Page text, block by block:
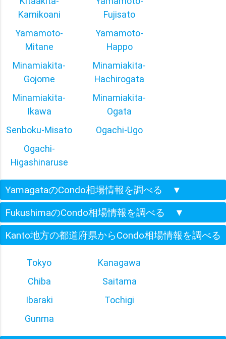
Kamikoani
Fujisato
Yamamoto-
Mitane
Yamamoto-
Happo
Minamiakita-
Gojome
Minamiakita-
Hachirogata
Minamiakita-
Ikawa
Minamiakita-
Ogata
Senboku-Misato
Ogachi-Ugo
Ogachi-
Higashinaruse
YamagataのCondo相場情報を調べる ▼
FukushimaのCondo相場情報を調べる ▼
Kanto地方の都道府県からCondo相場情報を調べる
Tokyo
Kanagawa
Chiba
Saitama
Ibaraki
Tochigi
Gunma